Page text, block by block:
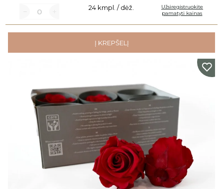
24 kmpl. / dėž.
Užsiregistruokite
pamatyti kainas
Į KREPŠELĮ